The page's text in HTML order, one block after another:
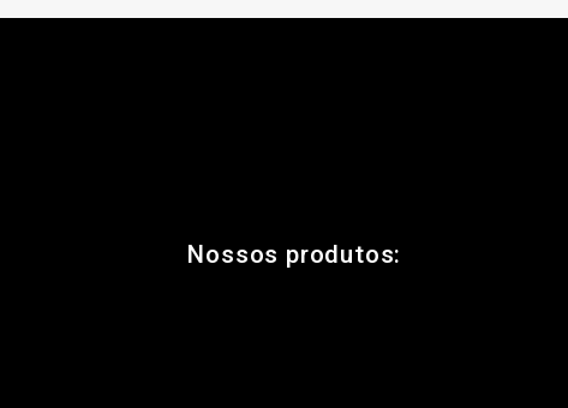
Nossos produtos: